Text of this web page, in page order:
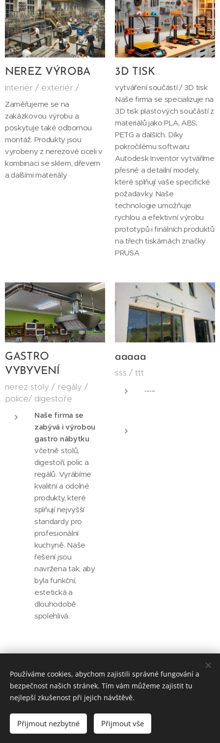
NEREZ VÝROBA
interiér / exteriér /
Zaměřujeme se na
zakázkovou výrobu a
poskytuje také odbornou
montáž. Produkty jsou
vyrobeny z nerezové oceli v
kombinaci se sklem, dřevem
a dalšími materiály
3D TISK
vytváření součástí / 3D tisk
Naše firma se specializuje na
3D tisk plastových součástí z
materiálů jako PLA, ABS,
PETG a dalších. Díky
pokročilému softwaru
Autodesk Inventor vytváříme
přesné a detailní modely,
které splňují vaše specifické
požadavky. Naše
technologie umožňuje
rychlou a efektivní výrobu
prototypů i finálních produktů
na třech tiskárnách značky
PRUSA
GASTRO
VYBYVENÍ
nerez stoly / regály /
police/ digestoře
Naše firma se
zabývá i výrobou
gastro nábytku
včetně stolů,
digestoří, polic a
regálů. Vyrábíme
kvalitní a odolné
produkty, které
splňují nejvyšší
standardy pro
profesionální
kuchyně. Naše
řešení jsou
navržena tak, aby
byla funkční,
estetická a
dlouhodobě
spolehlivá.
aaaaa
sss / ttt
......
© 2025 ZamečnictvíANDĚL Údolní 255 Jemnice 67531
Cookies
Používáme cookies, abychom zajistili správné fungování a
bezpečnost našich stránek. Tím vám můžeme zajistit tu
nejlepší zkušenost při jejich návštěvě.
Přijmout nezbytné Přijmout vše